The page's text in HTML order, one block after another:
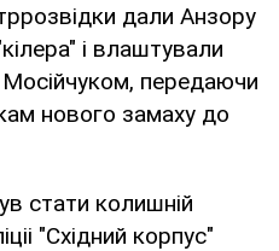
дали Анзору
і влаштували
передаючи
нового замаху до
стати колишній
"Східний корпус"